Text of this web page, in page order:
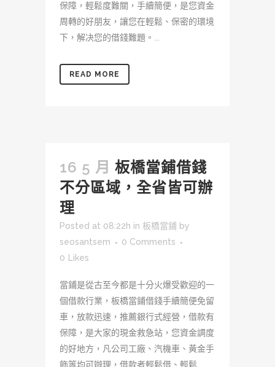
保障，輕鬆度難關，手續簡便，是您資金
周轉的好朋友，讓您在輕鬆、保密的環境
下，解决您的借錢難題。...
READ MORE
16 5 月 板橋當鋪借錢
不分區域，全省皆可辦
理
Posted at 08:22h in 板橋當鋪 by
seosantsem
0 Comments
0 Likes
當鋪是從古至今都是十分火爆受歡迎的一
個借款行業，板橋當鋪借錢手續簡便免留
車，放款迅速，推薦銀行式經營，借款有
保障，是大家的現金救急站，您資金調度
的好地方，凡公司工廠、汽機車、黃金手
飾等均可辦理，借款者輕鬆借、輕鬆